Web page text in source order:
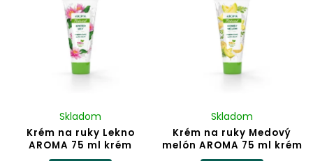
Krém na ruky Lekno
AROMA 75 ml krém
Skladom
Krém na ruky Medový
melón AROMA 75 ml krém
Skladom